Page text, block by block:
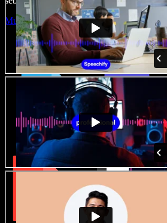
Mulai Studio